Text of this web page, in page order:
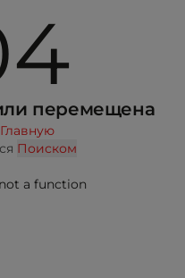
перемещена
Главную
Поиском
a function